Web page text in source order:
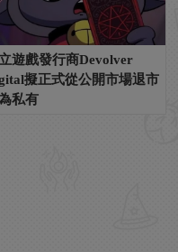
遊戲發行商Devolver
擬正式從公開市場退市
私有